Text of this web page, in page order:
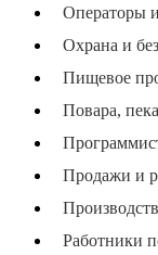
Операторы
Охрана и
Пищевое
Повара,
Продажи и
Работники